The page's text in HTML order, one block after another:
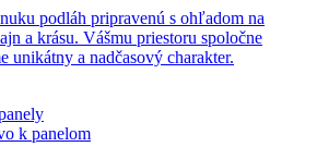
podláh pripravenú s ohľadom na
a krásu. Vášmu priestoru spoločne
unikátny a nadčasový charakter.
k panelom